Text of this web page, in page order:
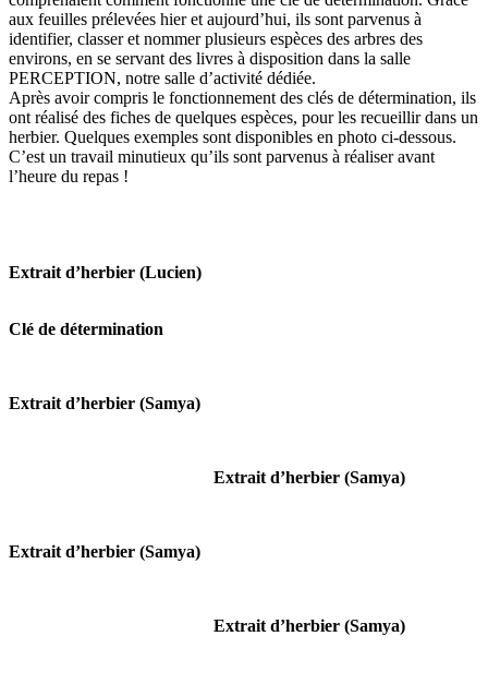
aux feuilles prélevées hier et aujourd’hui, ils sont parvenus à
identifier, classer et nommer plusieurs espèces des arbres des
environs, en se servant des livres à disposition dans la salle
PERCEPTION, notre salle d’activité dédiée.
Après avoir compris le fonctionnement des clés de détermination, ils
ont réalisé des fiches de quelques espèces, pour les recueillir dans un
herbier. Quelques exemples sont disponibles en photo ci-dessous.
C’est un travail minutieux qu’ils sont parvenus à réaliser avant
l’heure du repas !
Extrait d’herbier (Lucien)
Clé de détermination
Extrait d’herbier (Samya)
Extrait d’herbier (Samya)
Extrait d’herbier (Samya)
Extrait d’herbier (Samya)